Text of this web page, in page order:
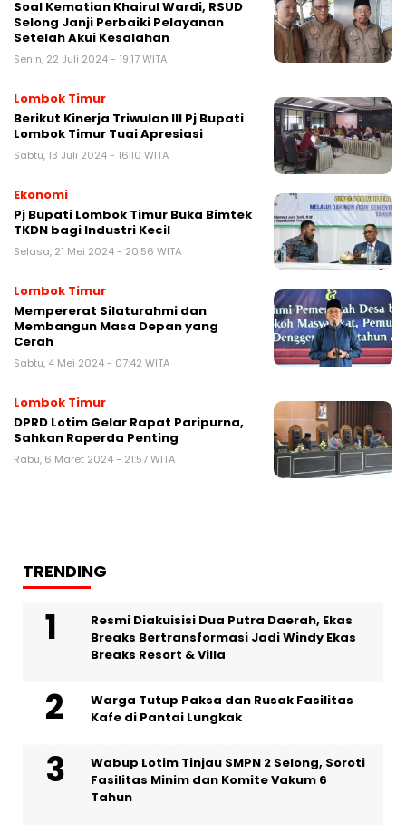
Soal Kematian Khairul Wardi, RSUD
Selong Janji Perbaiki Pelayanan
Setelah Akui Kesalahan
Senin, 22 Juli 2024 - 19:17 WITA
Lombok Timur
Berikut Kinerja Triwulan III Pj Bupati
Lombok Timur Tuai Apresiasi
Sabtu, 13 Juli 2024 - 16:10 WITA
Ekonomi
Pj Bupati Lombok Timur Buka Bimtek
TKDN bagi Industri Kecil
Selasa, 21 Mei 2024 - 20:56 WITA
Lombok Timur
Mempererat Silaturahmi dan
Membangun Masa Depan yang
Cerah
Sabtu, 4 Mei 2024 - 07:42 WITA
Lombok Timur
DPRD Lotim Gelar Rapat Paripurna,
Sahkan Raperda Penting
Rabu, 6 Maret 2024 - 21:57 WITA
TRENDING
Resmi Diakuisisi Dua Putra Daerah, Ekas
Breaks Bertransformasi Jadi Windy Ekas
Breaks Resort & Villa
Warga Tutup Paksa dan Rusak Fasilitas
Kafe di Pantai Lungkak
Wabup Lotim Tinjau SMPN 2 Selong, Soroti
Fasilitas Minim dan Komite Vakum 6
Tahun